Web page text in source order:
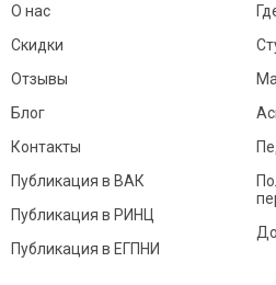
О нас
Скидки
Отзывы
Блог
Контакты
Публикация в ВАК
Публикация в РИНЦ
Публикация в ЕГПНИ